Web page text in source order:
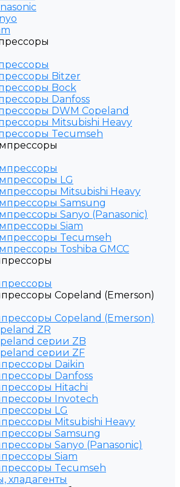
Bitzer
Bock
Danfoss
DWM Copeland
Mitsubishi Heavy
Tecumseh
LG
Mitsubishi Heavy
Samsung
Sanyo (Panasonic)
Siam
Tecumseh
Toshiba GMCC
Copeland (Emerson)
Copeland (Emerson)
ZR
серии ZB
серии ZF
Daikin
Danfoss
Hitachi
Invotech
LG
Mitsubishi Heavy
Samsung
Sanyo (Panasonic)
Siam
Tecumseh
хладагенты